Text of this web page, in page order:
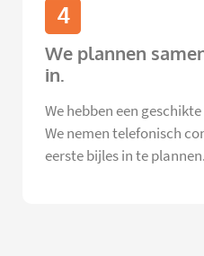
4
We plannen
in.
We hebben een
We nemen telefonisch
eerste bijles in te plannen.